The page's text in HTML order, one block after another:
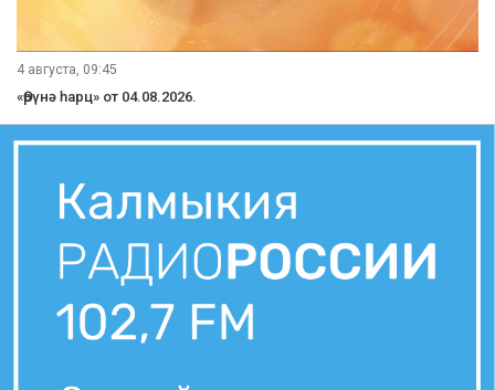
4 августа, 09:45
«Өрүнә һарц» от 04.08.2026.